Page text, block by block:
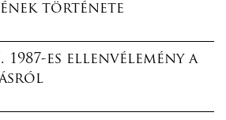
története
1987-es ellenvélemény a